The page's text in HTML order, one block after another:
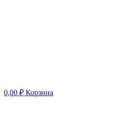
0,00 ₽ Корзина